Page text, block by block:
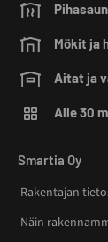
Mökit ja
Aitat ja
Alle 30
Smartia Oy
Rakentajan
Näin